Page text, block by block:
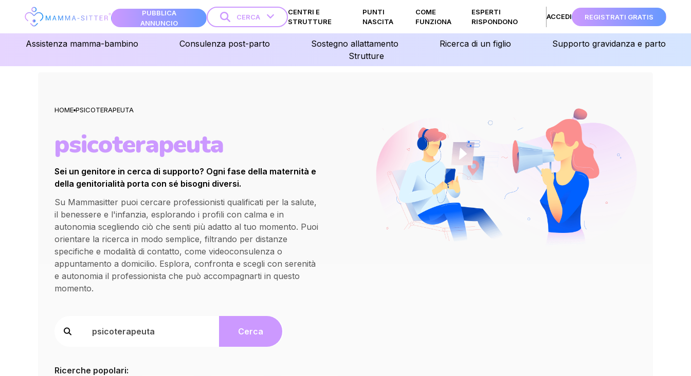
PUBBLICA
ANNUNCIO
CERCA
CENTRI E
STRUTTURE
PUNTI
NASCITA
COME
FUNZIONA
ESPERTI
RISPONDONO
ACCEDI REGISTRATI GRATIS
Assistenza mamma-bambino Consulenza post-parto Sostegno allattamento Ricerca di un figlio
Supporto gravidanza e parto
Strutture
HOME PSICOTERAPEUTA
psicoterapeuta
Sei un genitore in cerca di supporto? Ogni fase della maternità e
della genitorialità porta con sé bisogni diversi.
Su Mammasitter puoi cercare professionisti qualificati per la salute,
il benessere e l'infanzia, esplorando i profili con calma e in
autonomia scegliendo ciò che senti più adatto al tuo momento. Puoi
orientare la ricerca in modo semplice, filtrando per distanze
specifiche e modalità di contatto, come videoconsulenza o
appuntamento a domicilio. Esplora, confronta e scegli con serenità
e autonomia il professionista che può accompagnarti in questo
momento.
Cerca
Ricerche popolari: